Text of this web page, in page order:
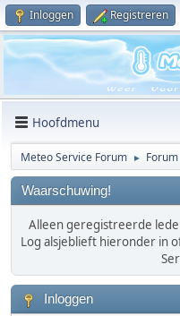
Inloggen Registreren
Hoofdmenu
Meteo Service Forum ► Forum
Waarschuwing!
Alleen geregistreerde
Log alsjeblieft hieronder in
Inloggen